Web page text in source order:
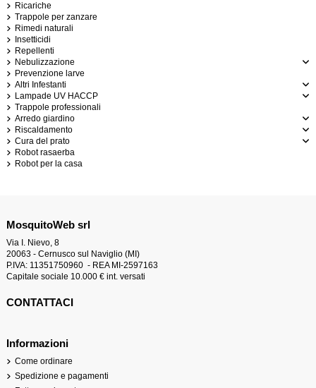
Ricariche
Trappole per zanzare
Rimedi naturali
Insetticidi
Repellenti
Nebulizzazione
Prevenzione larve
Altri Infestanti
Lampade UV HACCP
Trappole professionali
Arredo giardino
Riscaldamento
Cura del prato
Robot rasaerba
Robot per la casa
MosquitoWeb srl
Via I. Nievo, 8
20063 - Cernusco sul Naviglio (MI)
P.IVA: 11351750960 - REA MI-2597163
Capitale sociale 10.000 € int. versati
CONTATTACI
Informazioni
Come ordinare
Spedizione e pagamenti